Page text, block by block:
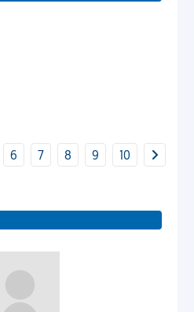
6 7 8 9 10